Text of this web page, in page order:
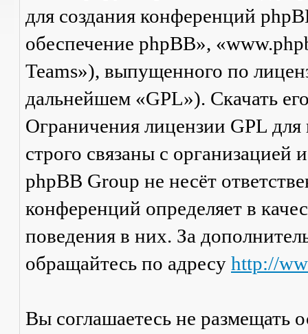
для создания конференций
обеспечение phpBB»,
Teams»), выпущенного по
дальнейшем «GPL»). Скачать
Ограничения лицензии GPL
строго связаны с
phpBB Group не несёт
конференций определяет в
поведения в них. За
обращайтесь по адресу http://
Вы соглашаетесь не размещать